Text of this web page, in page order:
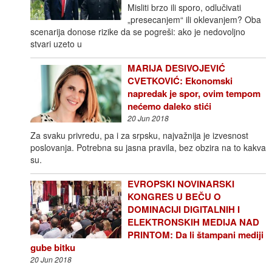
Misliti brzo ili sporo, odlučivati
„presecanjem“ ili oklevanjem? Oba
scenarija donose rizike da se pogreši: ako je nedovoljno
stvari uzeto u
MARIJA DESIVOJEVIĆ
CVETKOVIĆ: Ekonomski
napredak je spor, ovim tempom
nećemo daleko stići
20 Jun 2018
Za svaku privredu, pa i za srpsku, najvažnija je izvesnost
poslovanja. Potrebna su jasna pravila, bez obzira na to kakva
su.
EVROPSKI NOVINARSKI
KONGRES U BEČU O
DOMINACIJI DIGITALNIH I
ELEKTRONSKIH MEDIJA NAD
PRINTOM: Da li štampani mediji
gube bitku
20 Jun 2018